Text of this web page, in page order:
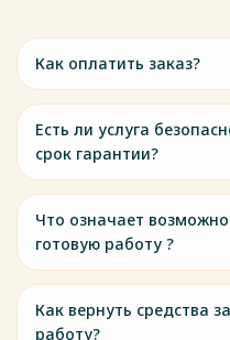
Как оплатить заказ?
Есть ли услуга
срок гарантии?
Что означает
готовую работу ?
Как вернуть средства
работу?